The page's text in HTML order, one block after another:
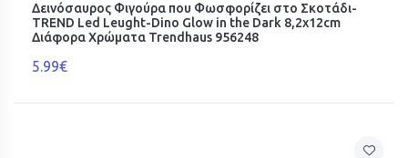
Δεινόσαυρος Φιγούρα που Φωσφορίζει στο Σκοτάδι-
TREND Led Leught-Dino Glow in the Dark 8,2x12cm
Διάφορα Χρώματα Trendhaus 956248
5.99€